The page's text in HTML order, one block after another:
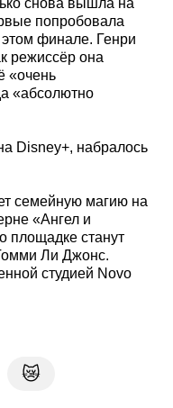
попробовала
финале. Генри
режиссёр она
«очень
«абсолютно
Disney+, набралось
семейную магию на
«Ангел и
площадке станут
Ли Джонс.
студией Novo
😿